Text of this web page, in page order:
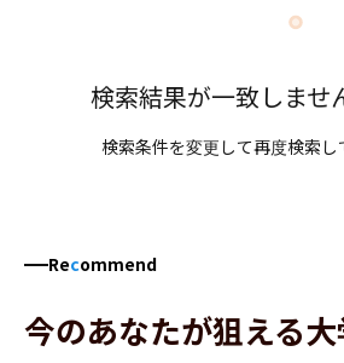
検索結果が一致しませ
検索条件を変更して再度検索し
Recommend
今のあなたが狙える